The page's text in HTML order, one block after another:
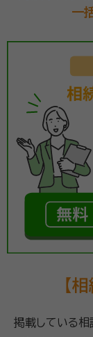
一
【
掲載している相